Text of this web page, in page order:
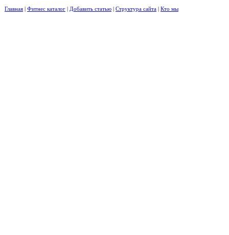
Главная | Фитнес каталог | Добавить статью | Структура сайта | Кто мы